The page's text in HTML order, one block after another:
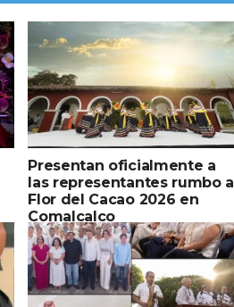
Presentan oficialmente a
las representantes rumbo a
Flor del Cacao 2026 en
Comalcalco